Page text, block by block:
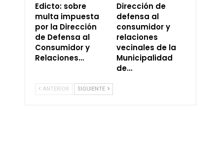
Edicto: sobre
multa impuesta
por la Dirección
de Defensa al
Consumidor y
Relaciones…
Dirección de
defensa al
consumidor y
relaciones
vecinales de la
Municipalidad
de…
ANTERIOR SIGUIENTE